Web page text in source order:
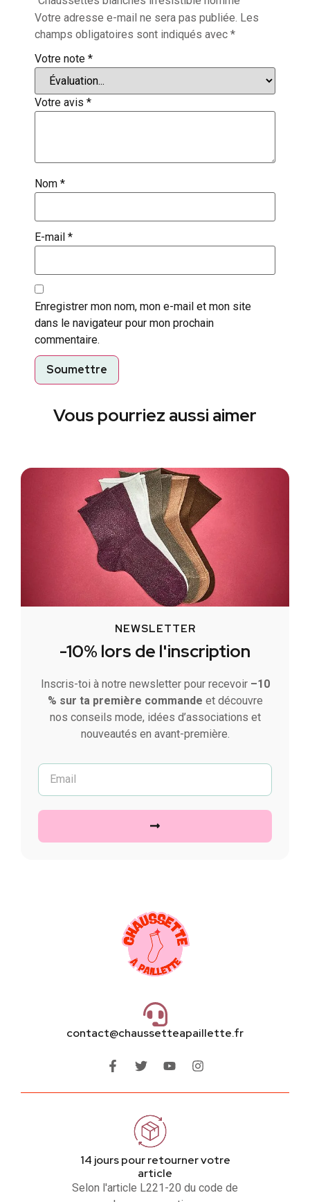
Votre adresse e-mail ne sera pas publiée. Les
champs obligatoires sont indiqués avec *
Votre note *
Votre avis *
Nom *
E-mail *
Enregistrer mon nom, mon e-mail et mon site
dans le navigateur pour mon prochain
commentaire.
Vous pourriez aussi aimer
NEWSLETTER
-10% lors de l'inscription
Inscris-toi à notre newsletter pour recevoir –10
% sur ta première commande et découvre
nos conseils mode, idées d’associations et
nouveautés en avant-première.
contact@chaussetteapaillette.fr
14 jours pour retourner votre
article
Selon l'article L221-20 du code de